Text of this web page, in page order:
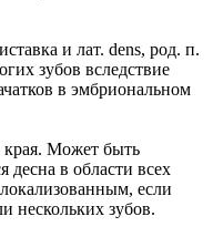
и лат. dens, род. п.
зубов вследствие
в эмбриональном
Может быть
десна в области всех
если
нескольких зубов.